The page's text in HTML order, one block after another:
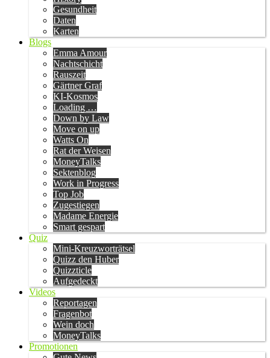
Gesundheit
Daten
Karten
Blogs
Emma Amour
Nachtschicht
Rauszeit
Gärtner Graf
KI-Kosmos
Loading …
Down by Law
Move on up
Watts On
Rat der Weisen
MoneyTalks
Sektenblog
Work in Progress
Top Job
Zugestiegen
Madame Energie
Smart gespart
Quiz
Mini-Kreuzworträtsel
Quizz den Huber
Quizzticle
Aufgedeckt
Videos
Reportagen
Fragenbot
Wein doch
MoneyTalks
Promotionen